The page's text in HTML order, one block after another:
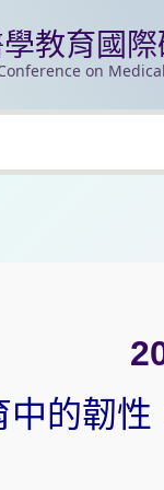
教育國
on
中的韌